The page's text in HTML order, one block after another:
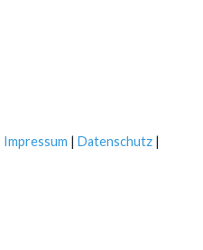
Impressum | Datenschutz |